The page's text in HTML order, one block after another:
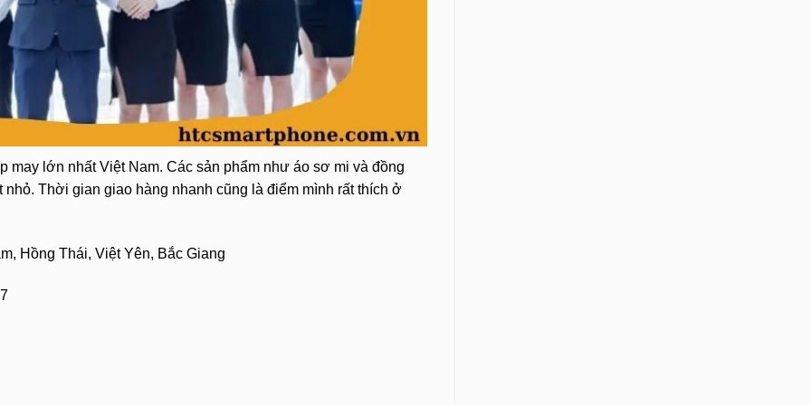
may lớn nhất Việt Nam. Các sản phẩm như áo sơ mi và đồng
Thời gian giao hàng nhanh cũng là điểm mình rất thích ở
Hồng Thái, Việt Yên, Bắc Giang